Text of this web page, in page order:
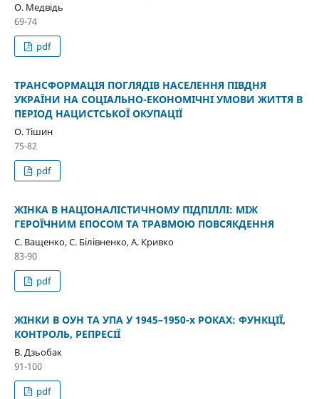
О. Медвідь
69-74
pdf
ТРАНСФОРМАЦІЯ ПОГЛЯДІВ НАСЕЛЕННЯ ПІВДНЯ
УКРАЇНИ НА СОЦІАЛЬНО-ЕКОНОМІЧНІ УМОВИ ЖИТТЯ В
ПЕРІОД НАЦИСТСЬКОЇ ОКУПАЦІЇ
О. Тішин
75-82
pdf
ЖІНКА В НАЦІОНАЛІСТИЧНОМУ ПІДПІЛЛІ: МІЖ
ГЕРОЇЧНИМ ЕПОСОМ ТА ТРАВМОЮ ПОВСЯКДЕННЯ
С. Ващенко, С. Білівненко, А. Кривко
83-90
pdf
ЖІНКИ В ОУН ТА УПА У 1945–1950-х РОКАХ: ФУНКЦІЇ,
КОНТРОЛЬ, РЕПРЕСІЇ
В. Дзьобак
91-100
pdf